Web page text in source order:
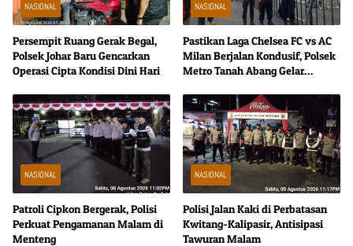
NASIONAL
Persempit Ruang Gerak Begal,
Polsek Johar Baru Gencarkan
Operasi Cipta Kondisi Dini Hari
NASIONAL
Pastikan Laga Chelsea FC vs AC
Milan Berjalan Kondusif, Polsek
Metro Tanah Abang Gelar
NASIONAL
Patroli Cipkon Bergerak, Polisi
Perkuat Pengamanan Malam di
Menteng
NASIONAL
Polisi Jalan Kaki di Perbatasan
Kwitang-Kalipasir, Antisipasi
Tawuran Malam